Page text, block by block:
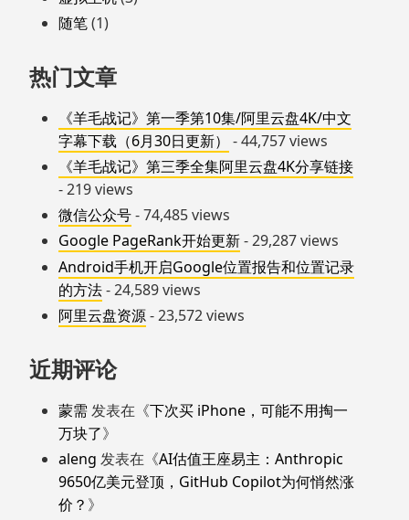
随笔(1)
热门文章
《羊毛战记》第一季第10集/阿里云盘4K/中文
字幕下载（6月30日更新）
- 44,757 views
《羊毛战记》第三季全集阿里云盘4K分享链接
- 219 views
微信公众号- 74,485 views
Google PageRank开始更新- 29,287 views
Android手机开启Google位置报告和位置记录
的方法- 24,589 views
阿里云盘资源- 23,572 views
近期评论
蒙需 发表在《下次买 iPhone，可能不用掏一
万块了》
aleng 发表在《AI估值王座易主：Anthropic
9650亿美元登顶，GitHub Copilot为何悄然涨
价？ 》